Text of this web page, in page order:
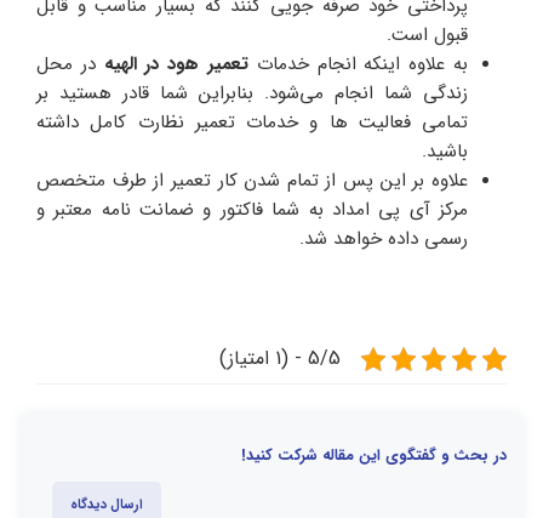
پرداختی خود صرفه جویی کنند که بسیار مناسب و قابل
قبول است.
به علاوه اینکه انجام خدمات تعمیر هود در الهیه در محل
زندگی شما انجام می‌شود. بنابراین شما قادر هستید بر
تمامی فعالیت ها و خدمات تعمیر نظارت کامل داشته
باشید.
علاوه بر این پس از تمام شدن کار تعمیر از طرف متخصص
مرکز آی پی امداد به شما فاکتور و ضمانت نامه معتبر و
رسمی داده خواهد شد.
5/5 - (1 امتیاز)
در بحث و گفتگوی این مقاله شرکت کنید!
ارسال دیدگاه